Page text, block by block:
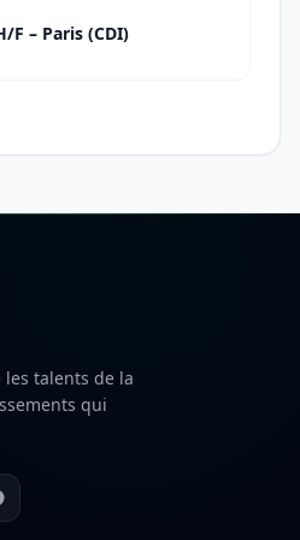
F – Paris (CDI)
talents de la
qui